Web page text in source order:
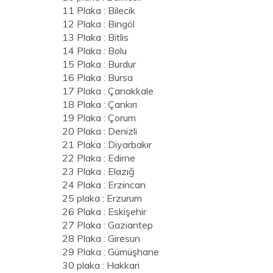
11 Plaka : Bilecik
12 Plaka : Bingöl
13 Plaka : Bitlis
14 Plaka : Bolu
15 Plaka : Burdur
16 Plaka : Bursa
17 Plaka : Çanakkale
18 Plaka : Çankırı
19 Plaka : Çorum
20 Plaka : Denizli
21 Plaka : Diyarbakır
22 Plaka : Edirne
23 Plaka : Elazığ
24 Plaka : Erzincan
25 plaka : Erzurum
26 Plaka : Eskişehir
27 Plaka : Gaziantep
28 Plaka : Giresun
29 Plaka : Gümüşhane
30 plaka : Hakkari